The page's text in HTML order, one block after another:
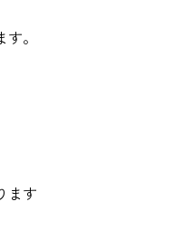
。
ます